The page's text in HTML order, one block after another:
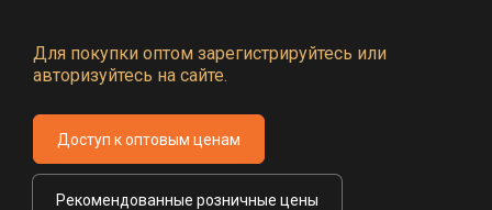
Для покупки оптом зарегистрируйтесь или
авторизуйтесь на сайте.
Доступ к оптовым ценам
Рекомендованные розничные цены